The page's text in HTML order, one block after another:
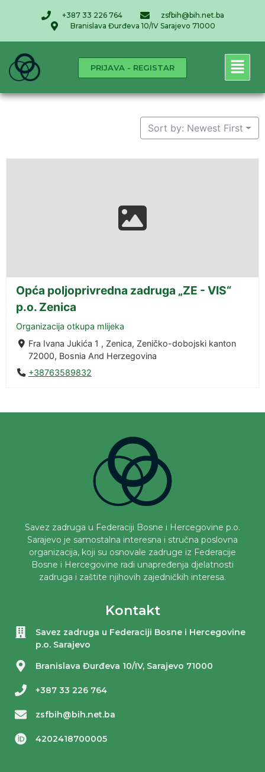
+387 33 226 764
zsfbih@bih.net.ba
Branislava Đurđeva 10/IV Sarajevo 71000
PRIJAVA - REGISTAR
Sort by: Newest First
Opća poljoprivredna zadruga „ZE - VIS“
p.o. Zenica
Organizacija otkupa mlijeka
Fra Ivana Jukića 1 , Zenica, Zeničko-dobojski kanton
72000, Bosnia And Herzegovina
+38763589832
Savez zadruga u Federaciji Bosne i Hercegovine p.o.
Sarajevo je samostalna interesna i stručna poslovna
organizacija, koji su osnovale zadruge iz Federacije
Bosne i Hercegovine radi unapređenja djelatnosti
zadruga i zaštite njihovih zajedničkih interesa.
Kontakt
Savez zadruga u Federaciji Bosne i Hercegovine
p.o. Sarajevo
Branislava Đurđeva 10/IV, Sarajevo 71000
+387 33 226 764
zsfbih@bih.net.ba
4202418700005